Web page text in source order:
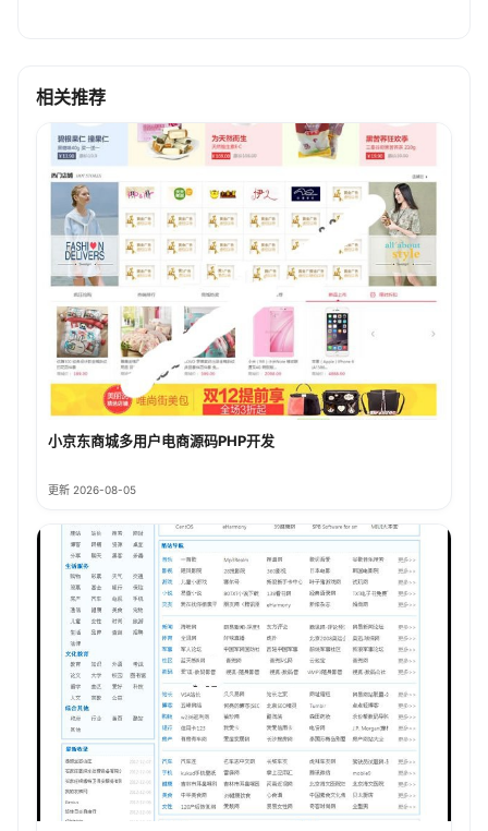
相关推荐
小京东商城多用户电商源码PHP开发
更新 2026-08-05